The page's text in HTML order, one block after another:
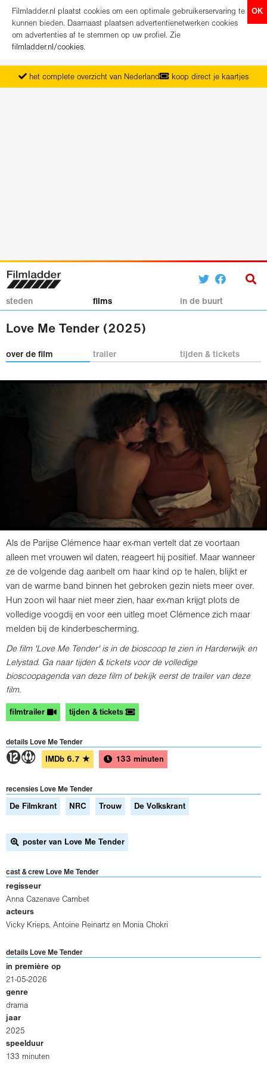
OK
Filmladder.nl plaatst cookies om een optimale gebruikerservaring te
kunnen bieden. Daarnaast plaatsen advertentienetwerken cookies
om advertenties af te stemmen op uw profiel. Zie
filmladder.nl/cookies.
het complete overzicht van Nederland
koop direct je kaartjes
vanaf maandag het nieuwe programma
steden films in de buurt
Love Me Tender (2025)
over de film trailer tijden & tickets
Als de Parijse Clémence haar ex-man vertelt dat ze voortaan
alleen met vrouwen wil daten, reageert hij positief. Maar wanneer
ze de volgende dag aanbelt om haar kind op te halen, blijkt er
van de warme band binnen het gebroken gezin niets meer over.
Hun zoon wil haar niet meer zien, haar ex-man krijgt plots de
volledige voogdij en voor een uitleg moet Clémence zich maar
melden bij de kinderbescherming.
De film 'Love Me Tender' is in de bioscoop te zien in Harderwijk en
Lelystad. Ga naar tijden & tickets voor de volledige
bioscoopagenda van deze film of bekijk eerst de trailer van deze
film.
filmtrailer tijden & tickets
details Love Me Tender
4S IMDb 6.7 ★ 133 minuten
recensies Love Me Tender
De Filmkrant NRC Trouw De Volkskrant
poster van Love Me Tender
cast & crew Love Me Tender
regisseur
Anna Cazenave Cambet
acteurs
Vicky Krieps, Antoine Reinartz en Monia Chokri
details Love Me Tender
in première op
21-05-2026
genre
drama
jaar
2025
speelduur
133 minuten